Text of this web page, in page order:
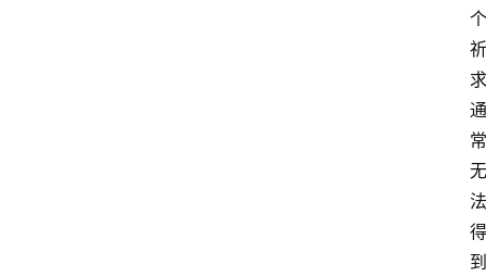
个
祈
求
通
常
无
法
得
到